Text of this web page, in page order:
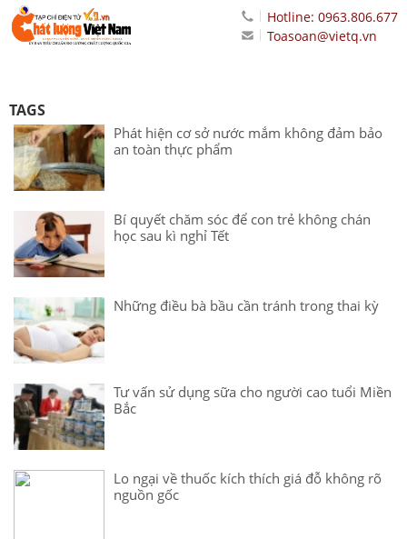
Hotline: 0963.806.677
Toasoan@vietq.vn
TAGS
Phát hiện cơ sở nước mắm không đảm bảo
an toàn thực phẩm
Bí quyết chăm sóc để con trẻ không chán
học sau kì nghỉ Tết
Những điều bà bầu cần tránh trong thai kỳ
Tư vấn sử dụng sữa cho người cao tuổi Miền
Bắc
Lo ngại về thuốc kích thích giá đỗ không rõ
nguồn gốc